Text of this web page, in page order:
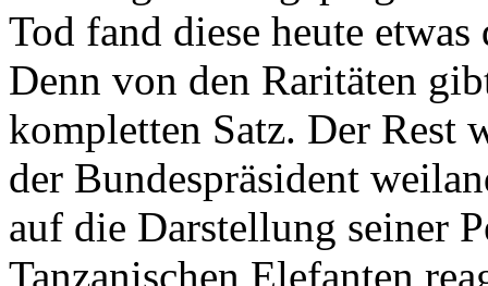
Tod fand diese heute
Denn von den Raritäten
kompletten Satz. Der Rest
der Bundespräsident
auf die Darstellung seiner
Tanzanischen Elefanten